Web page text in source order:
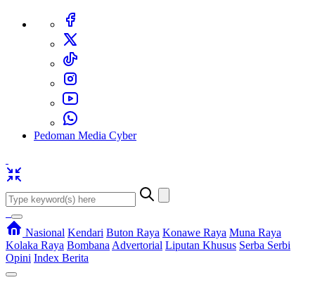
Pedoman Media Cyber
Nasional Kendari Buton Raya Konawe Raya Muna Raya
Kolaka Raya Bombana Advertorial Liputan Khusus Serba Serbi
Opini Index Berita